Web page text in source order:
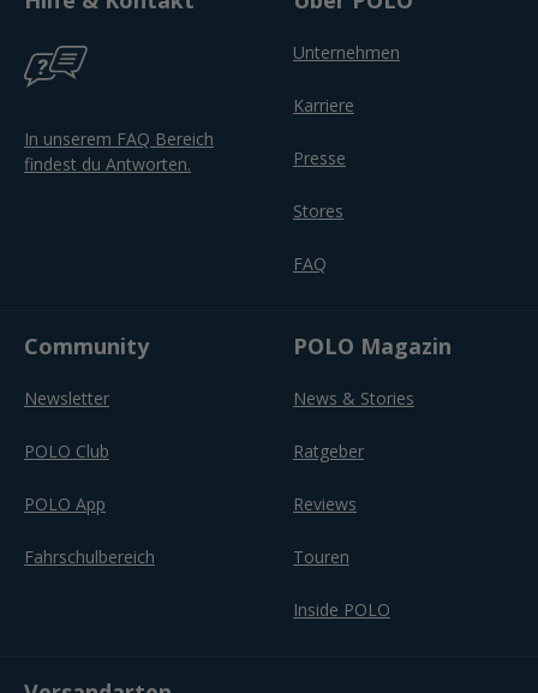
Hilfe & Kontakt
In unserem FAQ Bereich
findest du Antworten.
Über POLO
Unternehmen
Karriere
Presse
Stores
FAQ
Community
Newsletter
POLO Club
POLO App
Fahrschulbereich
POLO Magazin
News & Stories
Ratgeber
Reviews
Touren
Inside POLO